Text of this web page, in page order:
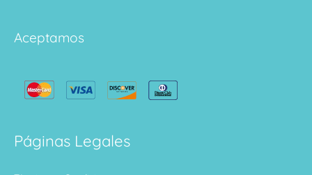
Aceptamos
Páginas Legales